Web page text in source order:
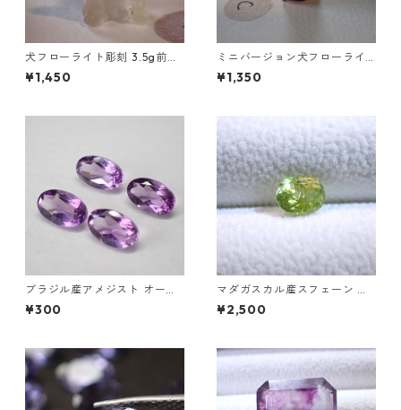
犬フローライト彫刻 3.5g前後
高さ17mm前後
¥1,450
ミニバージョン犬フローライ
ト彫刻 3g前後 高さ16mm前後
¥1,350
ブラジル産アメジスト オーバ
ルカットルース 0.2ct前後 5m
m*3mm前後
¥300
マダガスカル産スフェーン オ
ーバルカットルース 0.93ct 6.
3mm*4.7mm*3.7mm
¥2,500